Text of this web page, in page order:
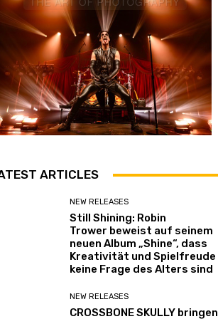
ARTICLES
NEW RELEASES
Still Shining: Robin
Trower beweist auf seinem
neuen Album „Shine“, dass
Kreativität und Spielfreude
keine Frage des Alters sind
NEW RELEASES
CROSSBONE SKULLY bringen